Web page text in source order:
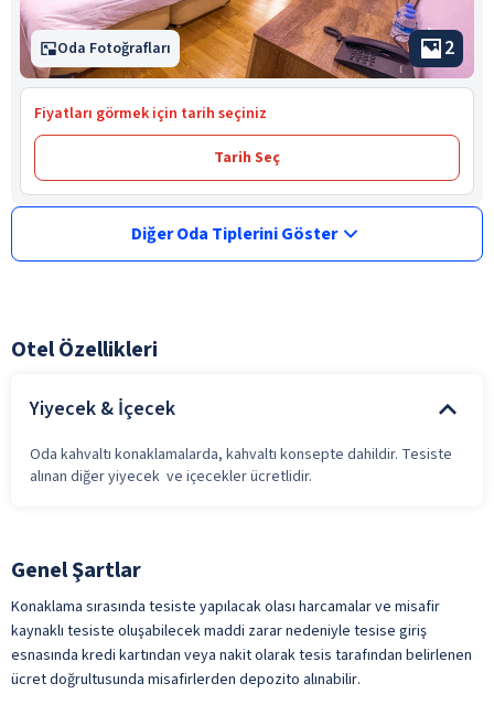
Oda Fotoğrafları 2
Fiyatları görmek için tarih seçiniz
Tarih Seç
Diğer Oda Tiplerini Göster
Otel Özellikleri
Yiyecek & İçecek
Oda kahvaltı konaklamalarda, kahvaltı konsepte dahildir. Tesiste
alınan diğer yiyecek ve içecekler ücretlidir.
Genel Şartlar
Konaklama sırasında tesiste yapılacak olası harcamalar ve misafir
kaynaklı tesiste oluşabilecek maddi zarar nedeniyle tesise giriş
esnasında kredi kartından veya nakit olarak tesis tarafından belirlenen
ücret doğrultusunda misafirlerden depozito alınabilir.